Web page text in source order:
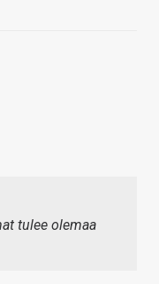
tulee olemaa